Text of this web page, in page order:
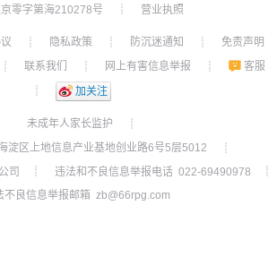
零字第海210278号
┊ 营业执照
┊ 隐私政策 ┊ 防沉迷通知 ┊
免责声明
┊ 联系我们 ┊ 网上有害信息举报 ┊
客服
┊
加关注
未成年人家长监护
┊
淀区上地信息产业基地创业路6号5层5012
┊
司
┊ 违法和不良信息举报电话 022-69490978
┊
不良信息举报邮箱 zb@66rpg.com